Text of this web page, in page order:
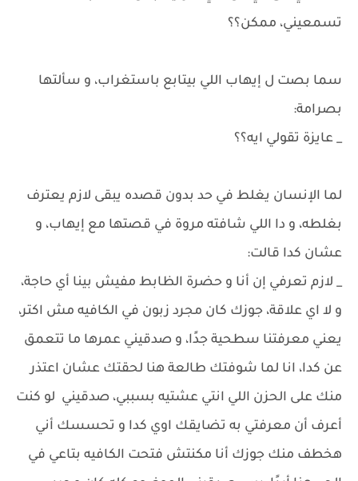
تسمعيني، ممكن؟؟
سما بصت ل إيهاب اللي بيتابع باستغراب، و سألتها
بصرامة:
_ عايزة تقولي ايه؟؟
لما الإنسان يغلط في حد بدون قصده يبقى لازم يعترف
بغلطه، و دا اللي شافته مروة في قصتها مع إيهاب، و
عشان كدا قالت:
_ لازم تعرفي إن أنا و حضرة الظابط مفيش بينا أي حاجة،
و لا اي علاقة، جوزك كان مجرد زبون في الكافيه مش اكتر،
يعني معرفتنا سطحية جدًا، و صدقيني عمرها ما تتعمق
عن كدا، انا لما شوفتك طالعة هنا لحقتك عشان اعتذر
منك على الحزن اللي انتي عشتيه بسببي، صدقيني لو كنت
أعرف أن معرفتي به تضايقك اوي كدا و تحسسك أني
هخطف منك جوزك أنا مكنتش فتحت الكافيه بتاعي في